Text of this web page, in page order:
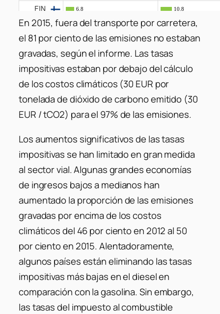
En 2015, fuera del transporte por carretera,
el 81 por ciento de las emisiones no estaban
gravadas, según el informe. Las tasas
impositivas estaban por debajo del cálculo
de los costos climáticos (30 EUR por
tonelada de dióxido de carbono emitido (30
EUR / tCO2) para el 97% de las emisiones.
Los aumentos significativos de las tasas
impositivas se han limitado en gran medida
al sector vial. Algunas grandes economías
de ingresos bajos a medianos han
aumentado la proporción de las emisiones
gravadas por encima de los costos
climáticos del 46 por ciento en 2012 al 50
por ciento en 2015. Alentadoramente,
algunos países están eliminando las tasas
impositivas más bajas en el diesel en
comparación con la gasolina. Sin embargo,
las tasas del impuesto al combustible